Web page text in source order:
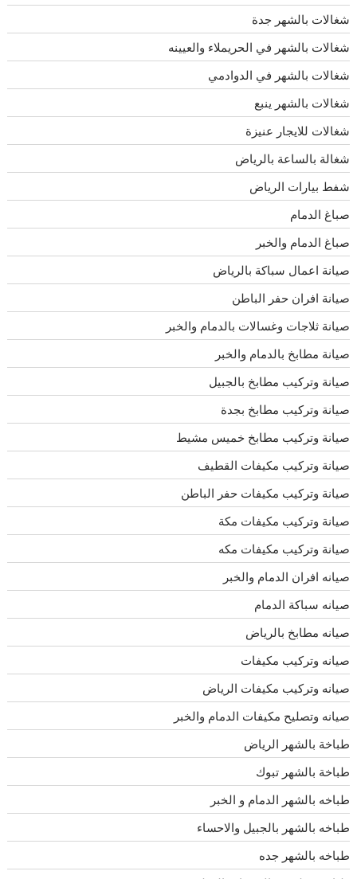
شغالات بالشهر جدة
شغالات بالشهر في الحريملاء والعيينه
شغالات بالشهر في الدوادمي
شغالات بالشهر ينبع
شغالات للايجار عنيزة
شغالة بالساعة بالرياض
شفط بيارات الرياض
صباغ الدمام
صباغ الدمام والخبر
صيانة اعمال سباكة بالرياض
صيانة افران حفر الباطن
صيانة ثلاجات وغسالات بالدمام والخبر
صيانة مطابخ بالدمام والخبر
صيانة وتركيب مطابخ بالجبيل
صيانة وتركيب مطابخ بجدة
صيانة وتركيب مطابخ خميس مشيط
صيانة وتركيب مكيفات القطيف
صيانة وتركيب مكيفات حفر الباطن
صيانة وتركيب مكيفات مكة
صيانة وتركيب مكيفات مكه
صيانه افران الدمام والخبر
صيانه سباكة الدمام
صيانه مطابخ بالرياض
صيانه وتركيب مكيفات
صيانه وتركيب مكيفات الرياض
صيانه وتصليح مكيفات الدمام والخبر
طباخة بالشهر الرياض
طباخة بالشهر تبوك
طباخه بالشهر الدمام و الخبر
طباخه بالشهر بالجبيل والاحساء
طباخه بالشهر جده